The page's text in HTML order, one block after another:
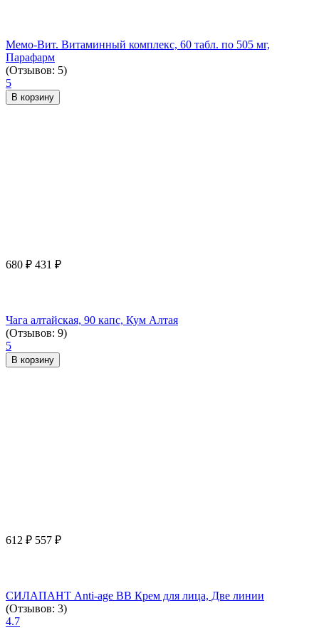
Мемо-Вит. Витаминный комплекс, 60 табл. по 505 мг,
Парафарм
(Отзывов: 5)
5
В корзину
680 ₽ 431 ₽
Чага алтайская, 90 капс, Кум Алтая
(Отзывов: 9)
5
В корзину
612 ₽ 557 ₽
СИЛАПАНТ Anti-age ВВ Крем для лица, Две линии
(Отзывов: 3)
4.7